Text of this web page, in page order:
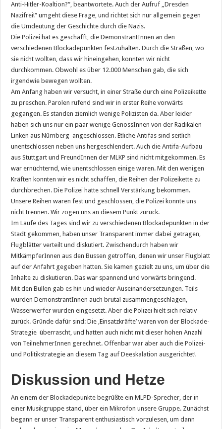
Anti-Hitler-Koaltion?“, beantwortete. Auch der Aufruf „Dresden
Nazifrei!“ umgeht diese Frage, und richtet sich nur allgemein gegen
die Umdeutung der Geschichte durch die Nazis.
Die Polizei hat es geschafft, die DemonstrantInnen an den
verschiedenen Blockadepunkten festzuhalten. Durch die Straßen, wo
sie nicht wollten, dass wir hineingehen, konnten wir nicht
durchkommen. Obwohl es über 12.000 Menschen gab, die sich
irgendwie bewegen wollten.
Am Anfang haben wir versucht, in einer Straße durch eine Polizeikette
zu preschen. Parolen rufend sind wir in erster Reihe vorwärts
gegangen. Es standen ziemlich wenige Polizisten da. Aber leider
haben sich uns nur ein paar wenige GenossInnen von der Radikalen
Linken aus Nürnberg angeschlossen. Etliche Antifas sind seitlich
unentschlossen neben uns hergeschlendert. Auch die Antifa-Aufbau
aus Stuttgart und FreundInnen der MLKP sind nicht mitgekommen. Es
war ernüchternd, wie unentschlossen einige waren. Mit den wenigen
Kräften konnten wir es nicht schaffen, die Reihen der Polizeikette zu
durchbrechen. Die Polizei hatte schnell Verstärkung bekommen.
Unsere Reihen waren fest und geschlossen, die Polizei konnte uns
nicht trennen. Wir zogen uns an diesem Punkt zurück.
Im Laufe des Tages sind wir zu verschiedenen Blockadepunkten in der
Stadt gekommen, haben unser Transparent immer dabei getragen,
Flugblätter verteilt und diskutiert. Zwischendurch haben wir
MitkämpferInnen aus den Bussen getroffen, denen wir unser Flugblatt
auf der Anfahrt gegeben hatten. Sie kamen gezielt zu uns, um über die
Inhalte zu diskutieren. Das war spannend und vorwärts bringend.
Mit den Bullen gab es hin und wieder Auseinandersetzungen. Teils
wurden DemonstrantInnen auch brutal zusammengeschlagen,
Wasserwerfer wurden eingesetzt. Aber die Polizei hielt sich relativ
zurück. Gründe dafür sind: Die ‚Einsatzkräfte’ waren von der Blockade-
Strategie überrascht, und hatten auch nicht mit dieser hohen Anzahl
von TeilnehmerInnen gerechnet. Offenbar war aber auch die Polizei-
und Politikstrategie an diesem Tag auf Deeskalation ausgerichtet!
Diskussion und Hetze
An einem der Blockadepunkte begrüßte ein MLPD-Sprecher, der in
einer Musikgruppe stand, über ein Mikrofon unsere Gruppe. Zunächst
begann er unser Transparent enthusiastisch vorzulesen, um dann